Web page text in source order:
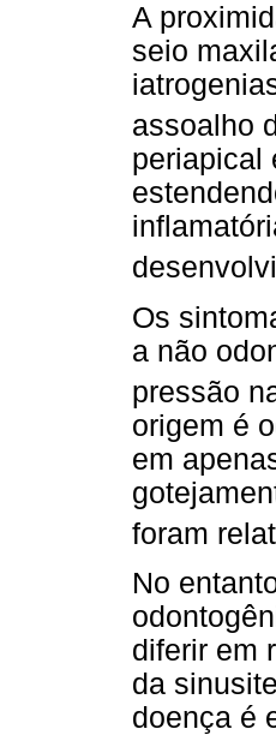
A
seio
assoalho
periapical
Os
a não
pressão
origem é
em
foram
No
diferir em
da
doença é